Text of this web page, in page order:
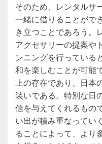
そのため、レンタルサ
一緒に借りることがで
き立つことであろう。
アクセサリーの提案や
ンニングを行っている
和を楽しむことが可能
上の存在であり、日本
装いである。特別な日
信を与えてくれるもの
い出が積み重なってい
ることによって、より